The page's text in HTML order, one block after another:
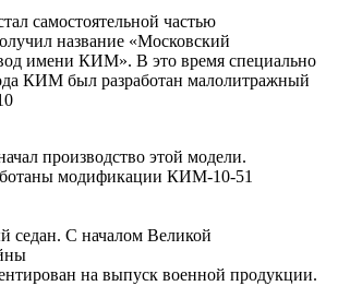
самостоятельной частью
название «Московский
имени КИМ». В это время специально
КИМ был разработан малолитражный
производство этой модели.
модификации КИМ-10-51
седан. С началом Великой
на выпуск военной продукции.